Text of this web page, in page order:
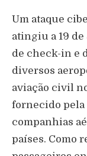
Um ataque
atingiu a 19
de check-in e
diversos
aviação civil
fornecido
companhias
países. Como